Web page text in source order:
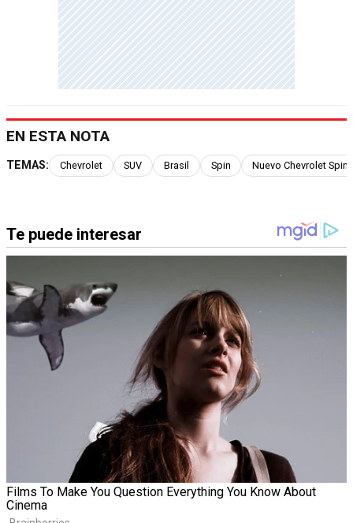
EN ESTA NOTA
TEMAS: Chevrolet SUV Brasil Spin Nuevo Chevrolet Spin